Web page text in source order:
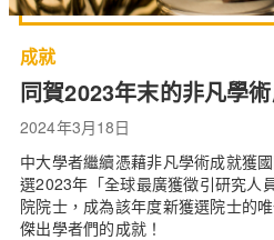
成就
同賀2023年末的非凡學
2024年3月18日
中大學者繼續憑藉非凡學術成就獲
選2023年「全球最廣獲徵引研究人
院院士，成為該年度新獲選院士的
傑出學者們的成就！